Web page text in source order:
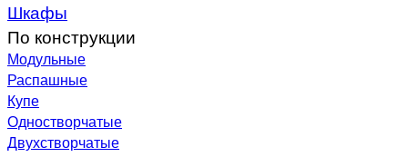
Шкафы
По конструкции
Модульные
Распашные
Купе
Одностворчатые
Двухстворчатые